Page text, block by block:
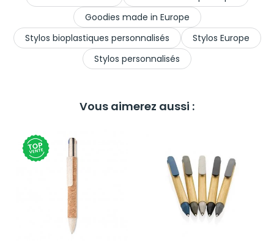
Goodies made in Europe
Stylos bioplastiques personnalisés
Stylos Europe
Stylos personnalisés
Vous aimerez aussi :